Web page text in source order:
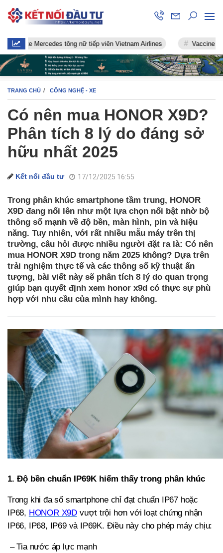
tông nữ tiếp viên Vietnam Airlines Vaccine chống
TRANG CHỦ CÔNG NGHỆ - XE
Có nên mua HONOR X9D?
Phân tích 8 lý do đáng sở
hữu nhất 2025
Kết nối đầu tư 17/12/2025 16:55
Trong phân khúc smartphone tầm trung, HONOR
X9D đang nổi lên như một lựa chọn nổi bật nhờ bộ
thông số mạnh về độ bền, màn hình, pin và hiệu
năng. Tuy nhiên, với rất nhiều mẫu máy trên thị
trường, câu hỏi được nhiều người đặt ra là: Có nên
mua HONOR X9D trong năm 2025 không? Dựa trên
trải nghiệm thực tế và các thông số kỹ thuật ấn
tượng, bài viết này sẽ phân tích 8 lý do quan trọng
giúp bạn quyết định xem honor x9d có thực sự phù
hợp với nhu cầu của mình hay không.
1. Độ bền chuẩn IP69K hiếm thấy trong phân khúc
Trong khi đa số smartphone chỉ đạt chuẩn IP67 hoặc
IP68, HONOR X9D vượt trội hơn với loạt chứng nhận
IP66, IP68, IP69 và IP69K. Điều này cho phép máy chịu:
– Tia nước áp lực mạnh